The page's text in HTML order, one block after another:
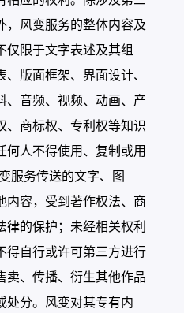
，风变服务的整体内容及
仅限于文字表述及其组
版面框架、界面设计、
、音频、视频、动画、产
、商标权、专利权等知识
何人不得使用、复制或用
服务传送的文字、图
内容，受到著作权法、商
的保护；未经相关权利
得自行或许可第三方进行
卖、传播、衍生其他作品
处分。风变对其专有内